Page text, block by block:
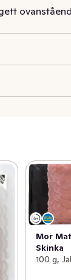
självklarhet
våra
Mor
Skinka
100 g,